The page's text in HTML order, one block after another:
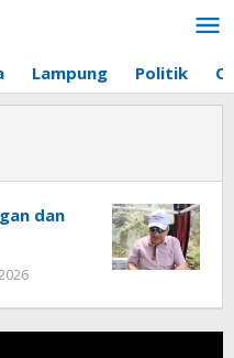
Lampung Politik
dan